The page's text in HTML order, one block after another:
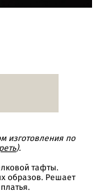
изготовления по
).
тафты.
образов. Решает